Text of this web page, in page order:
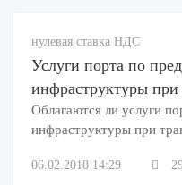
нулевая ставка НДС
Услуги порта по
инфраструктуры
Облагаются ли услуги
инфраструктуры при
06.02.2018 14:29